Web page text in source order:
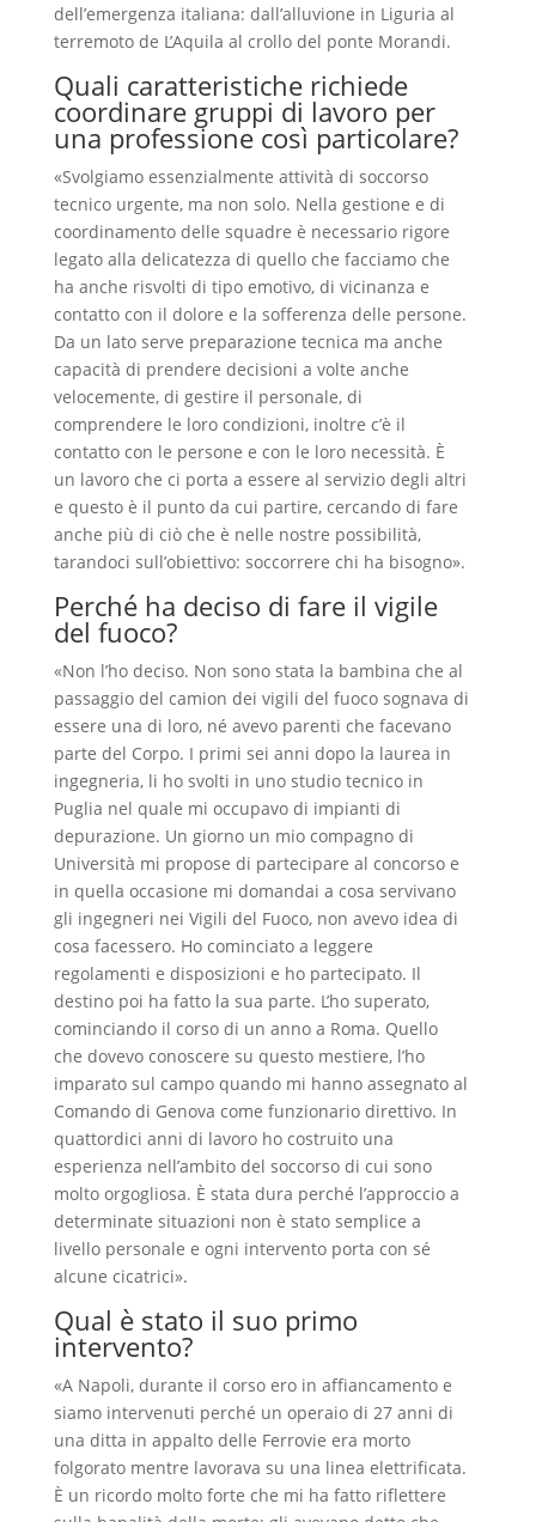
dell’emergenza italiana: dall’alluvione in Liguria al
terremoto de L’Aquila al crollo del ponte Morandi.
Quali caratteristiche richiede
coordinare gruppi di lavoro per
una professione così particolare?
«Svolgiamo essenzialmente attività di soccorso
tecnico urgente, ma non solo. Nella gestione e di
coordinamento delle squadre è necessario rigore
legato alla delicatezza di quello che facciamo che
ha anche risvolti di tipo emotivo, di vicinanza e
contatto con il dolore e la sofferenza delle persone.
Da un lato serve preparazione tecnica ma anche
capacità di prendere decisioni a volte anche
velocemente, di gestire il personale, di
comprendere le loro condizioni, inoltre c’è il
contatto con le persone e con le loro necessità. È
un lavoro che ci porta a essere al servizio degli altri
e questo è il punto da cui partire, cercando di fare
anche più di ciò che è nelle nostre possibilità,
tarandoci sull’obiettivo: soccorrere chi ha bisogno».
Perché ha deciso di fare il vigile
del fuoco?
«Non l’ho deciso. Non sono stata la bambina che al
passaggio del camion dei vigili del fuoco sognava di
essere una di loro, né avevo parenti che facevano
parte del Corpo. I primi sei anni dopo la laurea in
ingegneria, li ho svolti in uno studio tecnico in
Puglia nel quale mi occupavo di impianti di
depurazione. Un giorno un mio compagno di
Università mi propose di partecipare al concorso e
in quella occasione mi domandai a cosa servivano
gli ingegneri nei Vigili del Fuoco, non avevo idea di
cosa facessero. Ho cominciato a leggere
regolamenti e disposizioni e ho partecipato. Il
destino poi ha fatto la sua parte. L’ho superato,
cominciando il corso di un anno a Roma. Quello
che dovevo conoscere su questo mestiere, l’ho
imparato sul campo quando mi hanno assegnato al
Comando di Genova come funzionario direttivo. In
quattordici anni di lavoro ho costruito una
esperienza nell’ambito del soccorso di cui sono
molto orgogliosa. È stata dura perché l’approccio a
determinate situazioni non è stato semplice a
livello personale e ogni intervento porta con sé
alcune cicatrici».
Qual è stato il suo primo
intervento?
«A Napoli, durante il corso ero in affiancamento e
siamo intervenuti perché un operaio di 27 anni di
una ditta in appalto delle Ferrovie era morto
folgorato mentre lavorava su una linea elettrificata.
È un ricordo molto forte che mi ha fatto riflettere